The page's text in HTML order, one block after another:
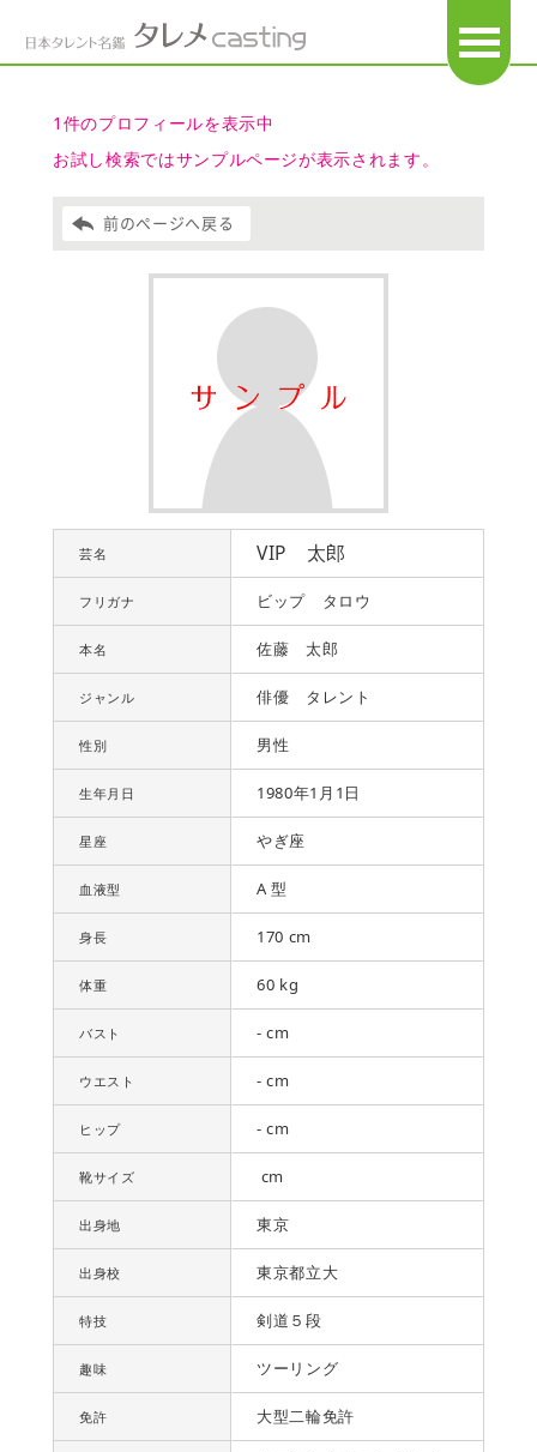
1件のプロフィールを表示中
お試し検索ではサンプルページが表示されます。
前のページへ戻る
芸名 VIP 太郎
フリガナ ビップ タロウ
本名 佐藤 太郎
ジャンル 俳優 タレント
性別 男性
生年月日 1980年1月1日
星座 やぎ座
血液型 A 型
身長 170 cm
体重 60 kg
バスト - cm
ウエスト - cm
ヒップ - cm
靴サイズ cm
出身地 東京
出身校 東京都立大
特技 剣道５段
趣味 ツーリング
免許 大型二輪免許